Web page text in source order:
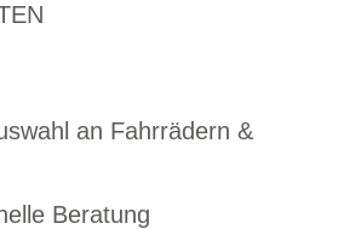
an Fahrrädern &
Beratung